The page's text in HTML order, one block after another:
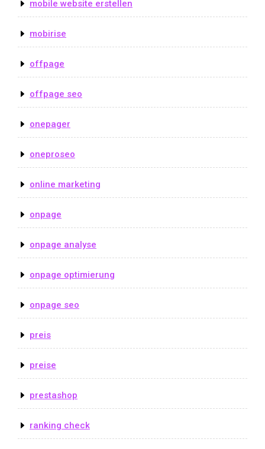
mobile website erstellen
mobirise
offpage
offpage seo
onepager
oneproseo
online marketing
onpage
onpage analyse
onpage optimierung
onpage seo
preis
preise
prestashop
ranking check